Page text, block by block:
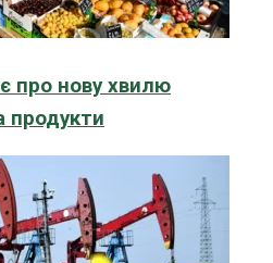
про нову хвилю
продукти